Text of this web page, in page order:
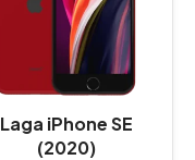
Laga iPhone SE
(2020)